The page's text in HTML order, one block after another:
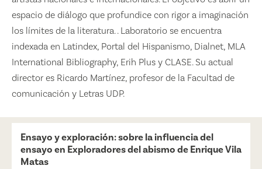
espacio de diálogo que profundice con rigor a imaginación
los límites de la literatura. . Laboratorio se encuentra
indexada en Latindex, Portal del Hispanismo, Dialnet, MLA
International Bibliography, Erih Plus y CLASE. Su actual
director es Ricardo Martínez, profesor de la Facultad de
comunicación y Letras UDP.
Ensayo y exploración: sobre la influencia del
ensayo en Exploradores del abismo de Enrique Vila
Matas